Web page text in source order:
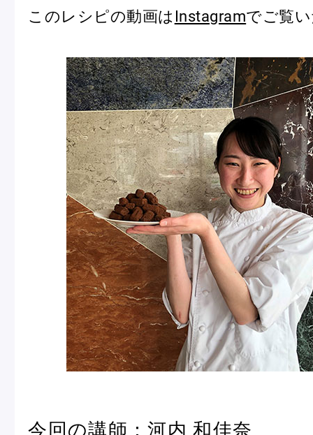
季節の商品
SUMMER GIFT 2026
Macarons
Pâtisseries
Gift
Journal & Informations
このレシピの動画は Instagramでご覧